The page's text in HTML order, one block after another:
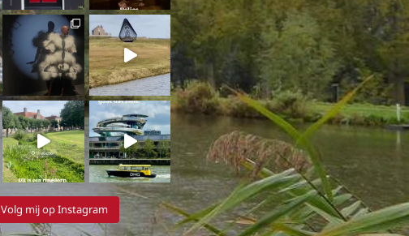
Volg mij op Instagram